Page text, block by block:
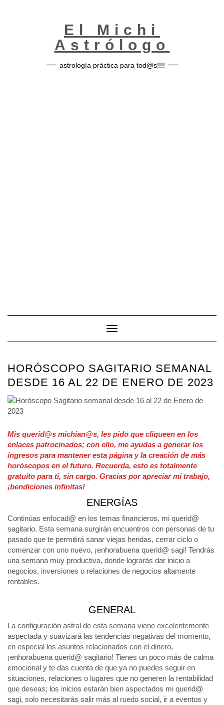
El Michi
Astrólogo
astrología práctica para tod@s!!!!
Toggle Navigation
HORÓSCOPO SAGITARIO SEMANAL
DESDE 16 AL 22 DE ENERO DE 2023
Mis querid@s michian@s, les pido que cliqueen en los
enlaces patrocinados; con ello, me ayudas a generar los
ingresos para mantener esta página y la creación de más
horóscopos en el futuro. Recuerda, esto es totalmente
gratuito para ti, sin cargo. Gracias por apreciar mi trabajo,
¡bendiciones infinitas!
ENERGÍAS
Continúas enfocad@ en los temas financieros, mi querid@
sagitario. Esta semana surgirán encuentros con personas de tu
pasado que te permitirá sanar viejas heridas, cerrar ciclo o
comenzar con uno nuevo, ¡enhorabuena querid@ sagi! Tendrás
una semana muy productiva, donde lograrás dar inicio a
negocios, inversiones o relaciones de negocios altamente
rentables.
GENERAL
La configuración astral de esta semana viene excelentemente
aspectada y suavizará las tendencias negativas del momento,
en especial los asuntos relacionados con el dinero,
¡enhorabuena querid@ sagitario! Tienes un poco más de calma
emocional y te das cuenta de que ya no puedes seguir en
situaciones, relaciones o lugares que no generen la rentabilidad
que deseas; los inicios estarán bien aspectados mi querid@
sagi, solo necesitarás salir más al ruedo social, ir a eventos y